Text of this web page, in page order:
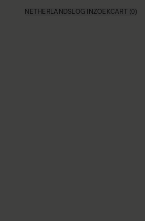
NETHERLANDS LOG IN ZOEKCART (0)